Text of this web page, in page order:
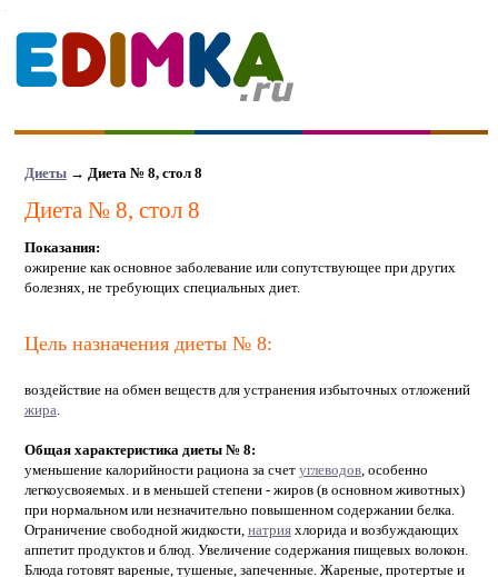
Диеты→ Диета № 8, стол 8
Диета № 8, стол 8
Показания:
ожирение как основное заболевание или сопутствующее при других
болезнях, не требующих специальных диет.
Цель назначения диеты № 8:
воздействие на обмен веществ для устранения избыточных отложений
жира
Общая характеристика диеты № 8:
уменьшение калорийности рациона за счет углеводов, особенно
легкоусвояемых. и в меньшей степени - жиров (в основном животных)
при нормальном или незначительно повышенном содержании белка.
Ограничение свободной жидкости, натрияхлорида и возбуждающих
аппетит продуктов и блюд. Увеличение содержания пищевых волокон.
Блюда готовят вареные, тушеные, запеченные. Жареные, протертые и